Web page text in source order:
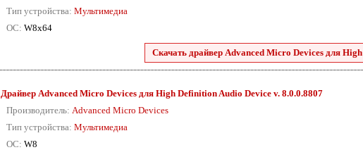
Тип устройства: Мультимедиа
ОС: W8x64
Скачать драйвер Advanced Micro Devices для
Драйвер Advanced Micro Devices для High Definition Audio Device v. 8.0.0.8807
Производитель: Advanced Micro Devices
Тип устройства: Мультимедиа
ОС: W8